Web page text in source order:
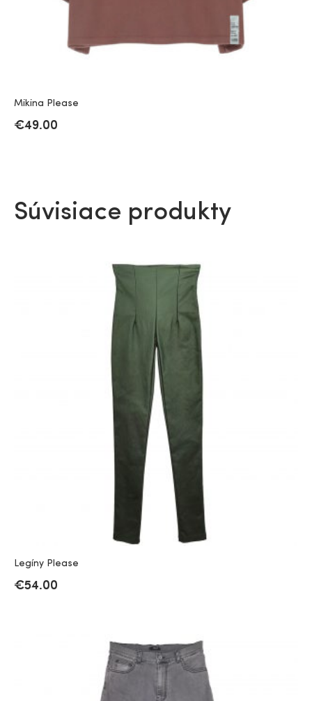
Mikina Please
€49.00
Súvisiace produkty
Legíny Please
€54.00